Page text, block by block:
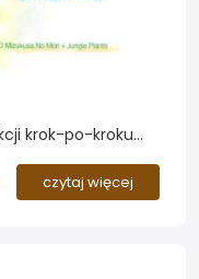
krok-po-kroku
taką ozdobę...
czytaj więcej